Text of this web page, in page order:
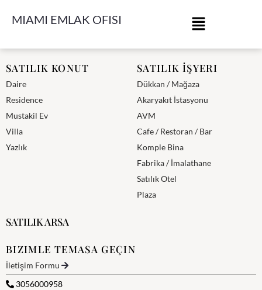
MIAMI EMLAK OFISI
Miami Emlak Ofisi
SATILIK KONUT
Daire
Residence
Mustakil Ev
Villa
Yazlık
SATILIK İŞYERI
Dükkan / Mağaza
Akaryakıt İstasyonu
AVM
Cafe / Restoran / Bar
Komple Bina
Fabrika / İmalathane
Satılık Otel
Plaza
SATILIK ARSA
BIZIMLE TEMASA GEÇIN
İletişim Formu
3056000958